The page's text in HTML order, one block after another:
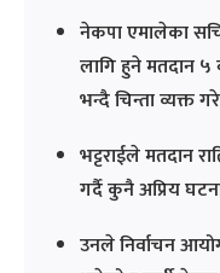
नेकपा एमालेका
लागि हुने मतदान
भन्दै चिन्ता व्यक्त
भट्टराईले मतदान
गर्दै कुनै अप्रिय
उनले निर्वाचन